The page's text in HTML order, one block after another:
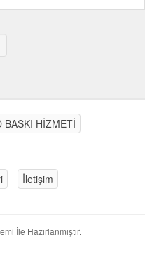
BASKI HİZMETİ
İletişim
İle Hazırlanmıştır.